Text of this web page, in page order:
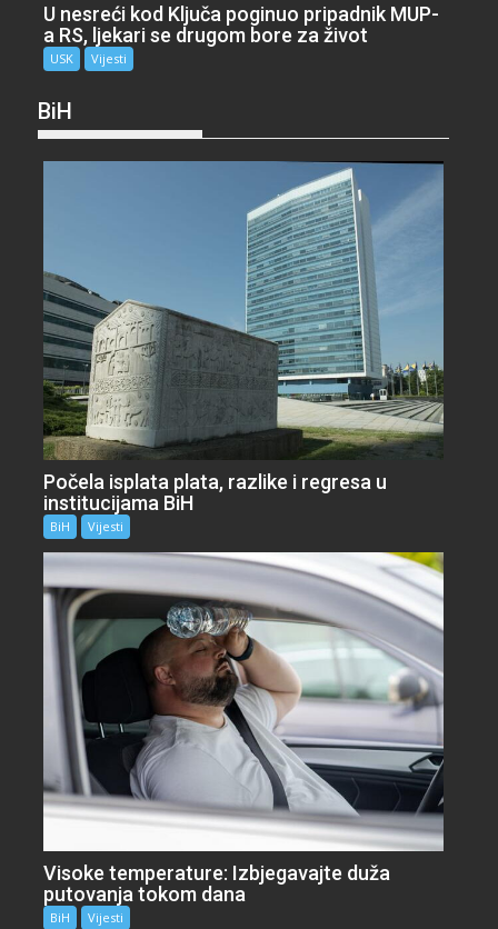
U nesreći kod Ključa poginuo pripadnik MUP-
a RS, ljekari se drugom bore za život
USK Vijesti
BiH
Počela isplata plata, razlike i regresa u
institucijama BiH
BiH Vijesti
Visoke temperature: Izbjegavajte duža
putovanja tokom dana
BiH Vijesti